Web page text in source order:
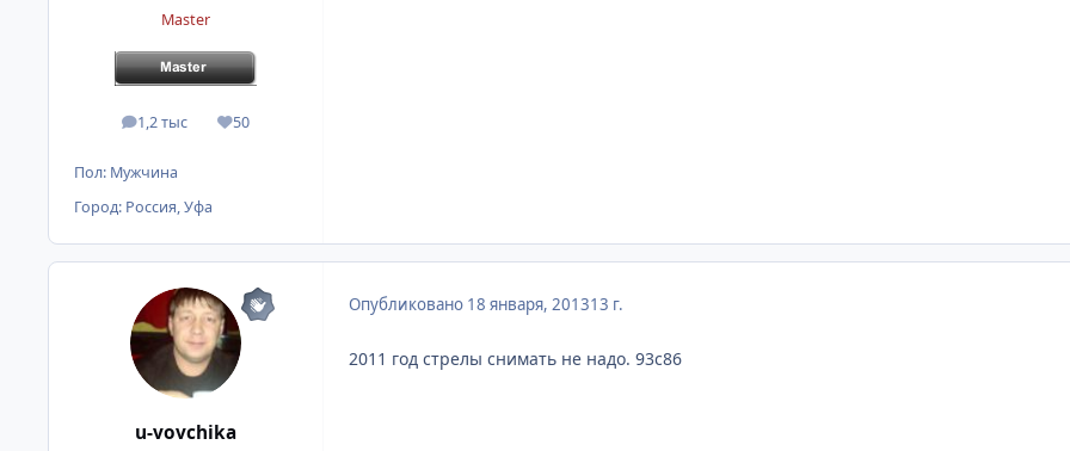
Master
1,2 тыс
сообщения50
Репутация
Пол: Мужчина
Город: Россия, Уфа
u-vovchika
Опубликовано 18 января, 201313 г.
2011 год стрелы снимать не надо. 93с86